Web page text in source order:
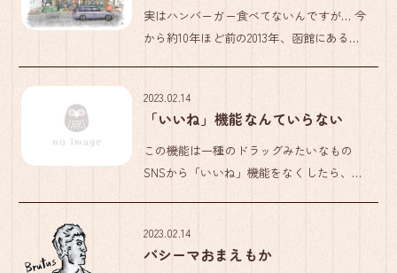
実はハンバーガー食べてないんですが… 今
から約10年ほど前の2013年、函館にある有
この直前、得意先と五稜郭タワーに行き、
お昼をご馳走になった […]
2023.02.14
「いいね」機能なんていらない
この機能は一種のドラッグみたいなもの
SNSから「いいね」機能をなくしたら、人
わからないまま「いいね」し、デマも拡散
しやすいし、「義理いいね」 […]
2023.02.14
パシーマおまえもか